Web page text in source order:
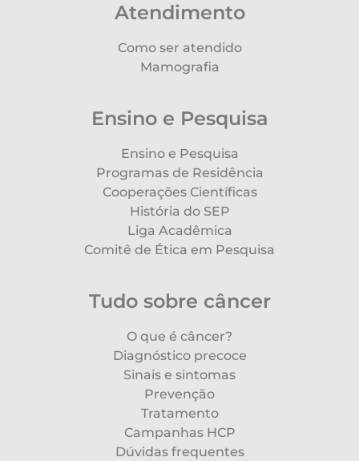
Atendimento
Como ser atendido
Mamografia
Ensino e Pesquisa
Ensino e Pesquisa
Programas de Residência
Cooperações Científicas
História do SEP
Liga Acadêmica
Comitê de Ética em Pesquisa
Tudo sobre câncer
O que é câncer?
Diagnóstico precoce
Sinais e sintomas
Prevenção
Tratamento
Campanhas HCP
Dúvidas frequentes